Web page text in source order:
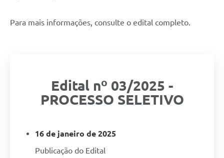
Para mais informações, consulte o edital completo.
Edital nº 03/2025 -
PROCESSO SELETIVO
16 de janeiro de 2025
Publicação do Edital